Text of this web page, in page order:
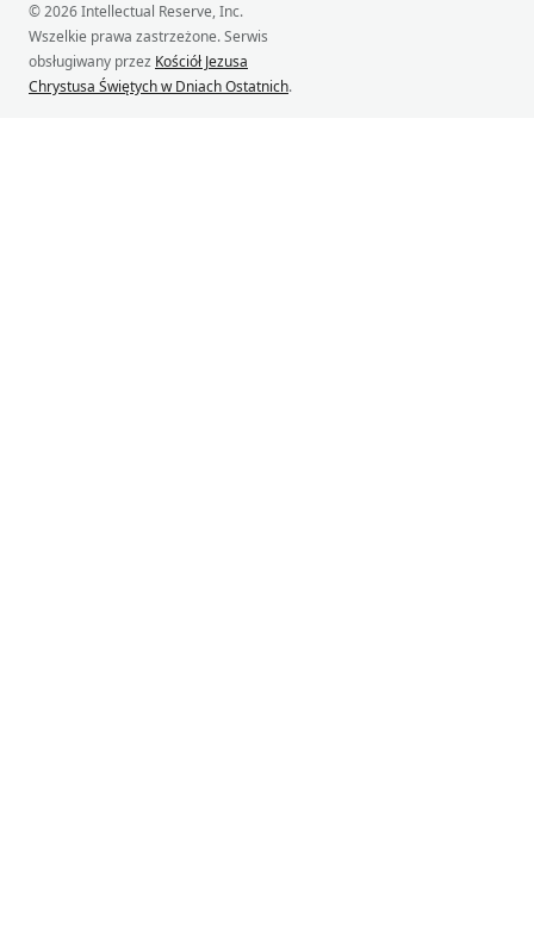
© 2026 Intellectual Reserve, Inc.
Wszelkie prawa zastrzeżone. Serwis
obsługiwany przez Kościół Jezusa
Chrystusa Świętych w Dniach Ostatnich.